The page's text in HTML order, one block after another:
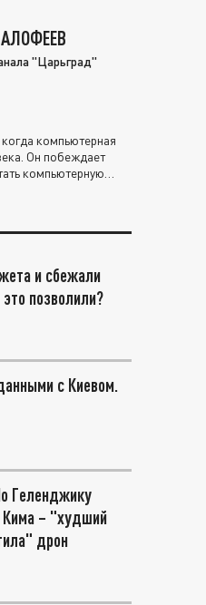
"Царьград"
компьютерная
Он побеждает
компьютерную
и сбежали
позволили?
с Киевом.
Геленджику
Кима – "худший
дрон